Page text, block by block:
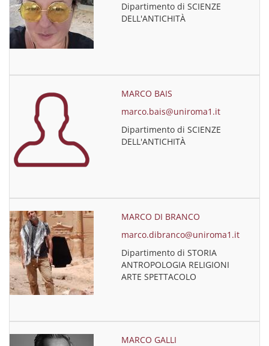
Dipartimento di SCIENZE
DELL'ANTICHITÀ
MARCO BAIS
marco.bais@uniroma1.it
Dipartimento di SCIENZE
DELL'ANTICHITÀ
MARCO DI BRANCO
marco.dibranco@uniroma1.it
Dipartimento di STORIA
ANTROPOLOGIA RELIGIONI
ARTE SPETTACOLO
MARCO GALLI